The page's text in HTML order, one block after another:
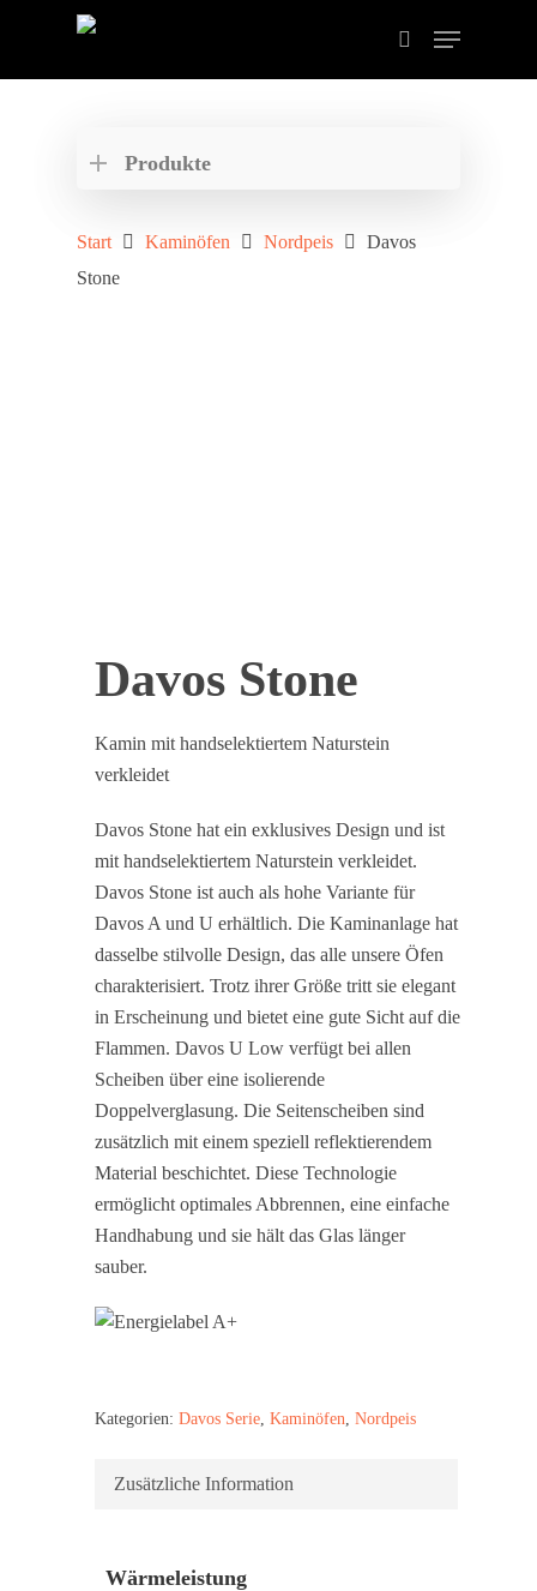
schließen der Suche.
Produkte
Start Kaminöfen Nordpeis
Davos
Stone
Davos Stone
Kamin mit handselektiertem Naturstein
verkleidet
Davos Stone hat ein exklusives Design und ist
mit handselektiertem Naturstein verkleidet.
Davos Stone ist auch als hohe Variante für
Davos A und U erhältlich. Die Kaminanlage hat
dasselbe stilvolle Design, das alle unsere Öfen
charakterisiert. Trotz ihrer Größe tritt sie elegant
in Erscheinung und bietet eine gute Sicht auf die
Flammen. Davos U Low verfügt bei allen
Scheiben über eine isolierende
Doppelverglasung. Die Seitenscheiben sind
zusätzlich mit einem speziell reflektierendem
Material beschichtet. Diese Technologie
ermöglicht optimales Abbrennen, eine einfache
Handhabung und sie hält das Glas länger
sauber.
Kategorien: Davos Serie Kaminöfen Nordpeis
Zusätzliche Information
Wärmeleistung